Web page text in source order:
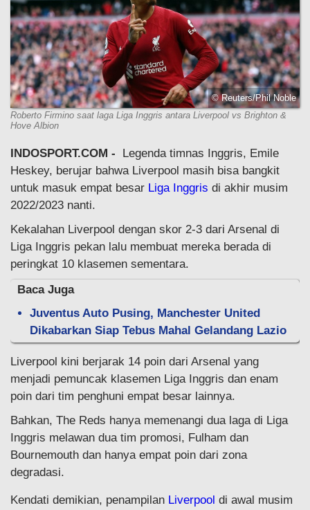
© Reuters/Phil Noble
Roberto Firmino saat laga Liga Inggris antara Liverpool vs Brighton &
Hove Albion
INDOSPORT.COM - Legenda timnas Inggris, Emile
Heskey, berujar bahwa Liverpool masih bisa bangkit
untuk masuk empat besar Liga Inggris di akhir musim
2022/2023 nanti.
Kekalahan Liverpool dengan skor 2-3 dari Arsenal di
Liga Inggris pekan lalu membuat mereka berada di
peringkat 10 klasemen sementara.
Baca Juga
Juventus Auto Pusing, Manchester United
Dikabarkan Siap Tebus Mahal Gelandang Lazio
Liverpool kini berjarak 14 poin dari Arsenal yang
menjadi pemuncak klasemen Liga Inggris dan enam
poin dari tim penghuni empat besar lainnya.
Bahkan, The Reds hanya memenangi dua laga di Liga
Inggris melawan dua tim promosi, Fulham dan
Bournemouth dan hanya empat poin dari zona
degradasi.
Kendati demikian, penampilan Liverpool di awal musim